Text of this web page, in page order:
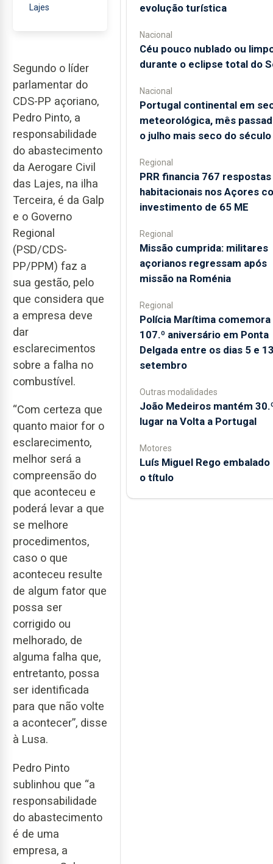
Lajes
Segundo o líder
parlamentar do
CDS-PP açoriano,
Pedro Pinto, a
responsabilidade
do abastecimento
da Aerogare Civil
das Lajes, na ilha
Terceira, é da Galp
e o Governo
Regional
(PSD/CDS-
PP/PPM) faz a
sua gestão, pelo
que considera que
a empresa deve
dar
esclarecimentos
sobre a falha no
combustível.
“Com certeza que
quanto maior for o
esclarecimento,
melhor será a
compreensão do
que aconteceu e
poderá levar a que
se melhore
procedimentos,
caso o que
aconteceu resulte
de algum fator que
possa ser
corrigido ou
melhorado, de
alguma falha que,
entretanto, possa
ser identificada
para que não volte
a acontecer”, disse
à Lusa.
Pedro Pinto
sublinhou que “a
responsabilidade
do abastecimento
é de uma
empresa, a
evolução turística
Nacional
Céu pouco nublado ou
durante o eclipse total do
Nacional
Portugal continental em
meteorológica, mês
o julho mais seco do século
Regional
PRR financia 767 respostas
habitacionais nos Açores
investimento de 65 ME
Regional
Missão cumprida: militares
açorianos regressam após
missão na Roménia
Regional
Polícia Marítima comemora
107.º aniversário em Ponta
Delgada entre os dias 5 e
setembro
Outras modalidades
João Medeiros mantém
lugar na Volta a Portugal
Motores
Luís Miguel Rego embalado
o título